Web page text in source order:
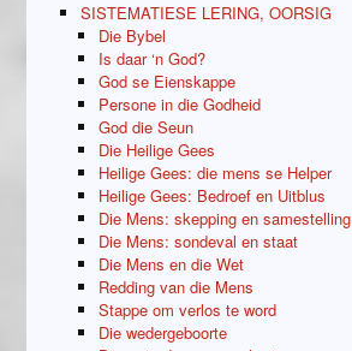
SISTEMATIESE LERING, OORSIG
Die Bybel
Is daar ‘n God?
God se Eienskappe
Persone in die Godheid
God die Seun
Die Heilige Gees
Heilige Gees: die mens se Helper
Heilige Gees: Bedroef en Uitblus
Die Mens: skepping en samestelling
Die Mens: sondeval en staat
Die Mens en die Wet
Redding van die Mens
Stappe om verlos te word
Die wedergeboorte